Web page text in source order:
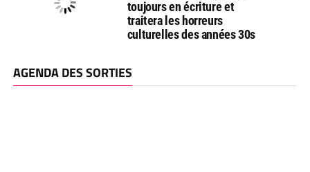
toujours en écriture et
traitera les horreurs
culturelles des années 30s
AGENDA DES SORTIES